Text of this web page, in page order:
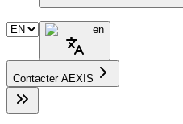
en
Contacter AEXIS